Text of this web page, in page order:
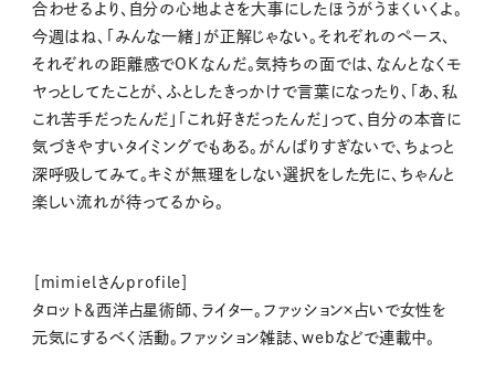
合わせるより、自分の心地よさを大事にしたほうがうまくいくよ。
今週はね、「みんな一緒」が正解じゃない。それぞれのペース、
それぞれの距離感でOKなんだ。気持ちの面では、なんとなくモ
ヤっとしてたことが、ふとしたきっかけで言葉になったり、「あ、私
これ苦手だったんだ」「これ好きだったんだ」って、自分の本音に
気づきやすいタイミングでもある。がんばりすぎないで、ちょっと
深呼吸してみて。キミが無理をしない選択をした先に、ちゃんと
楽しい流れが待ってるから。
［mimielさんprofile］
タロット＆西洋占星術師、ライター。ファッション×占いで女性を
元気にするべく活動。ファッション雑誌、webなどで連載中。